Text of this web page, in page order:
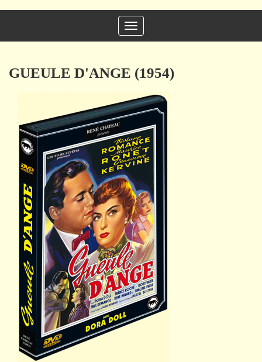
Toggle
navigation
GUEULE D'ANGE (1954)